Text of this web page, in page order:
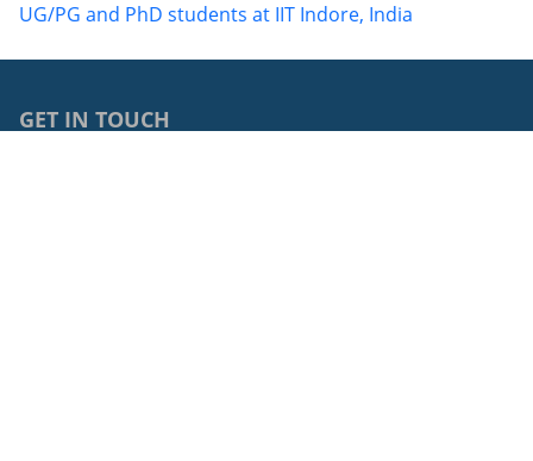
UG/PG and PhD students at IIT Indore, India
GET IN TOUCH